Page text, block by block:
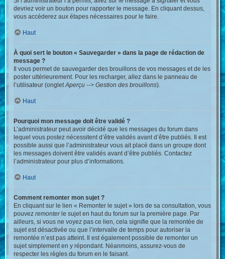
devriez voir un bouton pour rapporter le message. En cliquant dessus,
vous accéderez aux étapes nécessaires pour le faire.
Haut
À quoi sert le bouton « Sauvegarder » dans la page de rédaction de
message ?
Il vous permet de sauvegarder des brouillons de vos messages et de les
poster ultérieurement. Pour les recharger, allez dans le panneau de
l’utilisateur (ongletAperçu --> Gestion des brouillons).
Haut
Pourquoi mon message doit être validé ?
L’administrateur peut avoir décidé que les messages du forum dans
lequel vous postez nécessitent d’être validés avant d’être publiés. Il est
possible aussi que l’administrateur vous ait placé dans un groupe dont
les messages doivent être validés avant d’être publiés. Contactez
l’administrateur pour plus d’informations.
Haut
Comment remonter mon sujet ?
En cliquant sur le lien « Remonter le sujet » lors de sa consultation, vous
pouvezremonterle sujet en haut du forum sur la première page. Par
ailleurs, si vous ne voyez pas ce lien, cela signifie que la remontée de
sujet est désactivée ou que l’intervalle de temps pour autoriser la
remontée n’est pas atteint. Il est également possible de remonter un
sujet simplement en y répondant. Néanmoins, assurez-vous de
respecter les règles du forum en le faisant.